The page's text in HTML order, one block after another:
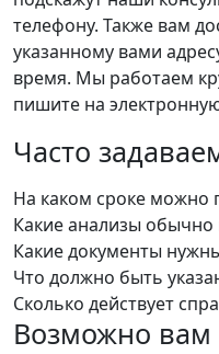
телефону. Также вам
указанному вами
время. Мы работаем
пишите на
Часто
На каком сроке можно
Какие анализы
Какие документы
Что должно быть
Сколько действует
Возможно вам